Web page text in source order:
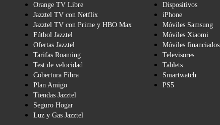
Orange TV Libre
Jazztel TV con Netflix
Jazztel TV con Prime y HBO Max
Fútbol Jazztel
Ofertas Jazztel
Tarifas Roaming
Test de velocidad
Cobertura Fibra
Plan Amigo
Tiendas Jazztel
Seguro Hogar
Luz y Gas Jazztel
Dispositivos
iPhone
Móviles Samsung
Móviles Xiaomi
Móviles financiados
Televisores
Tablets
Smartwatch
PS5